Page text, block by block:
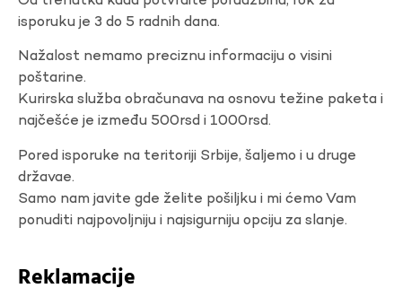
isporuku je 3 do 5 radnih dana.
Nažalost nemamo preciznu informaciju o visini
poštarine.
Kurirska služba obračunava na osnovu težine paketa i
najčešće je između 500rsd i 1000rsd.
Pored isporuke na teritoriji Srbije, šaljemo i u druge
državae.
Samo nam javite gde želite pošiljku i mi ćemo Vam
ponuditi najpovoljniju i najsigurniju opciju za slanje.
Reklamacije